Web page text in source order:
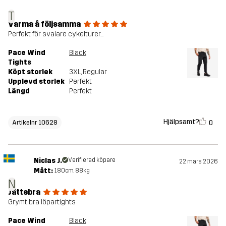
T
Varma å följsamma
Perfekt för svalare cykelturer...
Pace Wind
Tights
Black
Köpt storlek 3XL, Regular
Upplevd storlek Perfekt
Längd
Perfekt
Artikelnr 10628 Hjälpsamt? 0
N
Niclas J. Verifierad köpare 22 mars 2026
Mått: 180cm, 88kg
Jättebra
Grymt bra löpartights
Pace Wind
Black